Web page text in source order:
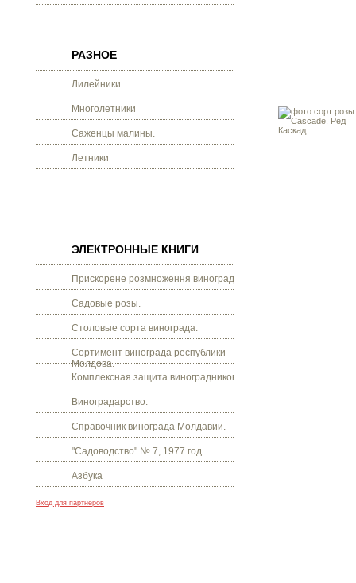
РАЗНОЕ
Лилейники.
Многолетники
Саженцы малины.
Летники
ЭЛЕКТРОННЫЕ КНИГИ
Прискорене розмноження винограду.
Садовые розы.
Столовые сорта винограда.
Сортимент винограда республики
Молдова.
Комплексная защита виноградников.
Виноградарство.
Справочник винограда Молдавии.
"Садоводство" № 7, 1977 год.
Азбука
Вход для партнеров